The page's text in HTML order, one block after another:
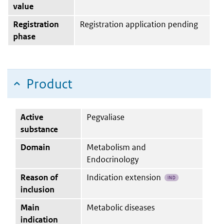
value
Registration
phase
Registration application pending
Product
Active
substance
Pegvaliase
Domain
Metabolism and
Endocrinology
Reason of
inclusion
Indication extension IND
Main
indication
Metabolic diseases